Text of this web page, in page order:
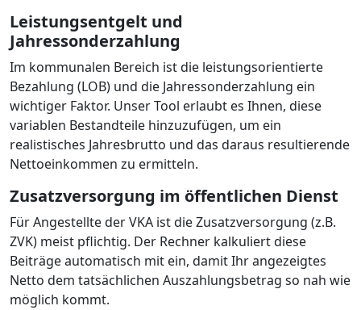
Leistungsentgelt und
Jahressonderzahlung
Im kommunalen Bereich ist die leistungsorientierte
Bezahlung (LOB) und die Jahressonderzahlung ein
wichtiger Faktor. Unser Tool erlaubt es Ihnen, diese
variablen Bestandteile hinzuzufügen, um ein
realistisches Jahresbrutto und das daraus resultierende
Nettoeinkommen zu ermitteln.
Zusatzversorgung im öffentlichen Dienst
Für Angestellte der VKA ist die Zusatzversorgung (z.B.
ZVK) meist pflichtig. Der Rechner kalkuliert diese
Beiträge automatisch mit ein, damit Ihr angezeigtes
Netto dem tatsächlichen Auszahlungsbetrag so nah wie
möglich kommt.